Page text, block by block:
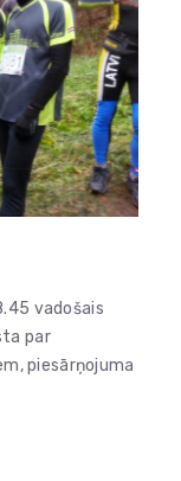
vadošais
par
piesārņojuma